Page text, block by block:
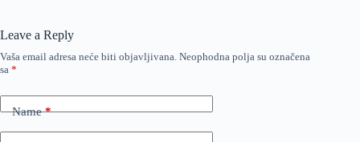
Leave a Reply
Vaša email adresa neće biti objavljivana. Neophodna polja su označena
sa *
Name*